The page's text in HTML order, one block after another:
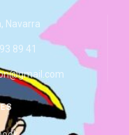
Navarra
89 41